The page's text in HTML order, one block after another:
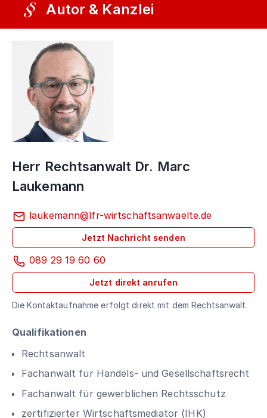
Autor & Kanzlei
Herr Rechtsanwalt Dr. Marc
Laukemann
laukemann@lfr-wirtschaftsanwaelte.de
Jetzt Nachricht senden
089 29 19 60 60
Jetzt direkt anrufen
Die Kontaktaufnahme erfolgt direkt mit dem Rechtsanwalt.
Qualifikationen
Rechtsanwalt
Fachanwalt für Handels- und Gesellschaftsrecht
Fachanwalt für gewerblichen Rechtsschutz
zertifizierter Wirtschaftsmediator (IHK)